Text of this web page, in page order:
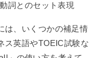
詞とのセット表現
は、いくつかの補足情
ス英語やTOEIC試験な